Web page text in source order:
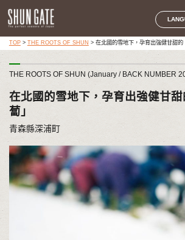
TOP> THE ROOTS OF SHUN > 在北國的雪地下，孕育出強健甘甜的
THE ROOTS OF SHUN (January / BACK NUMBER
在北國的雪地下，孕育出強健甘
蔔」
青森縣深浦町